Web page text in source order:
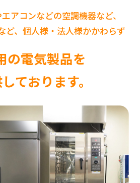
アコンなどの空調機器など、
ど、個人様・法人様かかわらず
の電気製品を
ております。